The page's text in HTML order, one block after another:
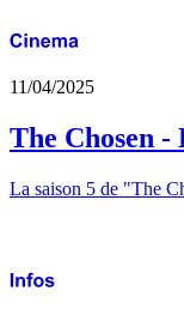
11/04/2025
The Chosen
La saison 5 de "The